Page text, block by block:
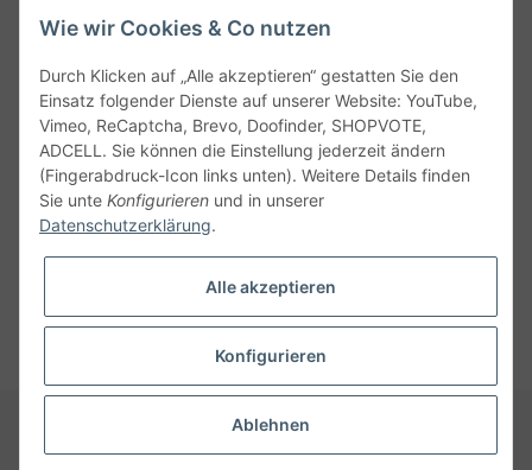
E-mail schreiben
* von Montag bis Freitag 9:30 bis 19:00 Uhr und Samstag
von 10:00 bis 15:00 Uhr zum Ortstarif.
Gemäß § 9 JuSchG dürfen Bier, Wein, weinähnliche Getränke
und Schaumwein sowie Mischungen mit diesen an Kinder und
werden. Daher appelieren wir an alle, ehrliche Angaben bei
Ihrem Alter zu machen denn Jugendlichen unter 18 Jahren ist es
nicht erlaubt, bei zeitfurwein.de zu bestellen.
* Alle Preise inkl. gesetzl. Mehrwertsteuer, zzgl.
Wie wir Cookies & Co nutzen
Durch Klicken auf „Alle akzeptieren“ gestatten Sie den
Einsatz folgender Dienste auf unserer Website: YouTube,
Vimeo, ReCaptcha, Brevo, Doofinder, SHOPVOTE,
ADCELL. Sie können die Einstellung jederzeit ändern
(Fingerabdruck-Icon links unten). Weitere Details finden
Sie unte Konfigurieren und in unserer
Datenschutzerklärung.
Alle akzeptieren
Konfigurieren
Ablehnen